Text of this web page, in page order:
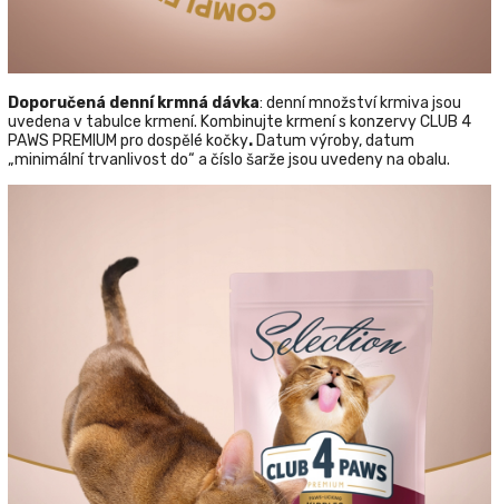
Doporučená denní krmná dávka: denní množství krmiva jsou
uvedena v tabulce krmení. Kombinujte krmení s konzervy CLUB 4
PAWS PREMIUM pro dospělé kočky. Datum výroby, datum
„minimální trvanlivost do“ a číslo šarže jsou uvedeny na obalu.